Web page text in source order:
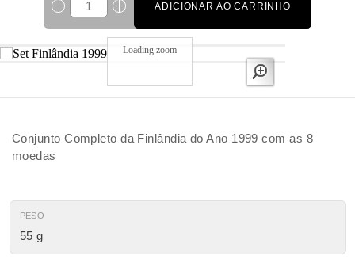
ADICIONAR AO CARRINHO
Loading zoom
Conjunto Completo da Finlândia do Ano 1999 com as 8
moedas
PESO
55 g